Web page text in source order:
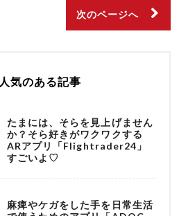
次のページへ
人気のある記事
たまには、そらを見上げません
か？そら好きがワクワクする
ARアプリ「Flightrader24」
すごいよ♡
麻痺やケガをした手を日常生活